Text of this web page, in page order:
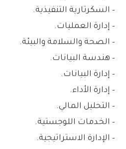
– السكرتارية التنفيذية.
– إدارة العمليات.
– الصحة والسلامة والبيئة.
– هندسة البيانات.
– إدارة البيانات.
– إدارة الأداء.
– التحليل المالي.
– الخدمات اللوجستية.
– الإدارة الاستراتيجية.